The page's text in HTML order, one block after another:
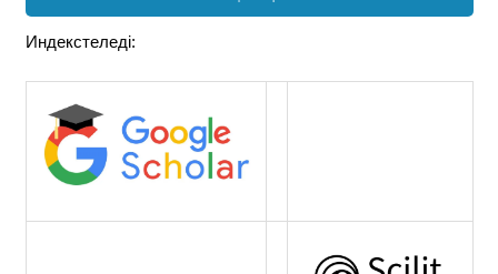
Индекстеледі: